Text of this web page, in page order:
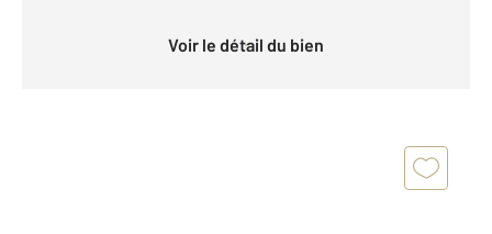
Voir le détail du bien